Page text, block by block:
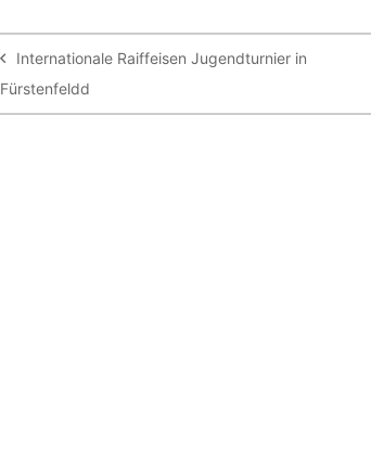
Internationale Raiffeisen Jugendturnier in
Fürstenfeldd